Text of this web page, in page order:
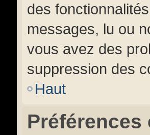
des
messages, lu ou
vous avez des
suppression des
Haut
Préférences